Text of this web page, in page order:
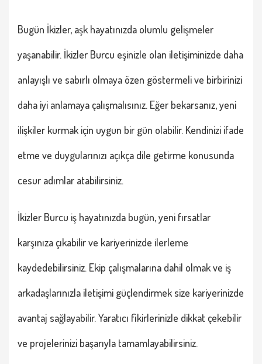
Bugün İkizler, aşk hayatınızda olumlu gelişmeler
yaşanabilir. İkizler Burcu eşinizle olan iletişiminizde daha
anlayışlı ve sabırlı olmaya özen göstermeli ve birbirinizi
daha iyi anlamaya çalışmalısınız. Eğer bekarsanız, yeni
ilişkiler kurmak için uygun bir gün olabilir. Kendinizi ifade
etme ve duygularınızı açıkça dile getirme konusunda
cesur adımlar atabilirsiniz.
İkizler Burcu iş hayatınızda bugün, yeni fırsatlar
karşınıza çıkabilir ve kariyerinizde ilerleme
kaydedebilirsiniz. Ekip çalışmalarına dahil olmak ve iş
arkadaşlarınızla iletişimi güçlendirmek size kariyerinizde
avantaj sağlayabilir. Yaratıcı fikirlerinizle dikkat çekebilir
ve projelerinizi başarıyla tamamlayabilirsiniz.